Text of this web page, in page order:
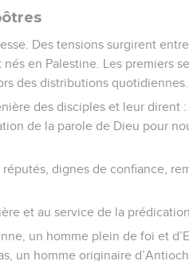
Des tensions surgirent
en Palestine. Les premiers
des distributions quotidiennes.
des disciples et leur dirent
de la parole de Dieu pour
dignes de confiance,
et au service de la prédication.
un homme plein de foi et
un homme originaire